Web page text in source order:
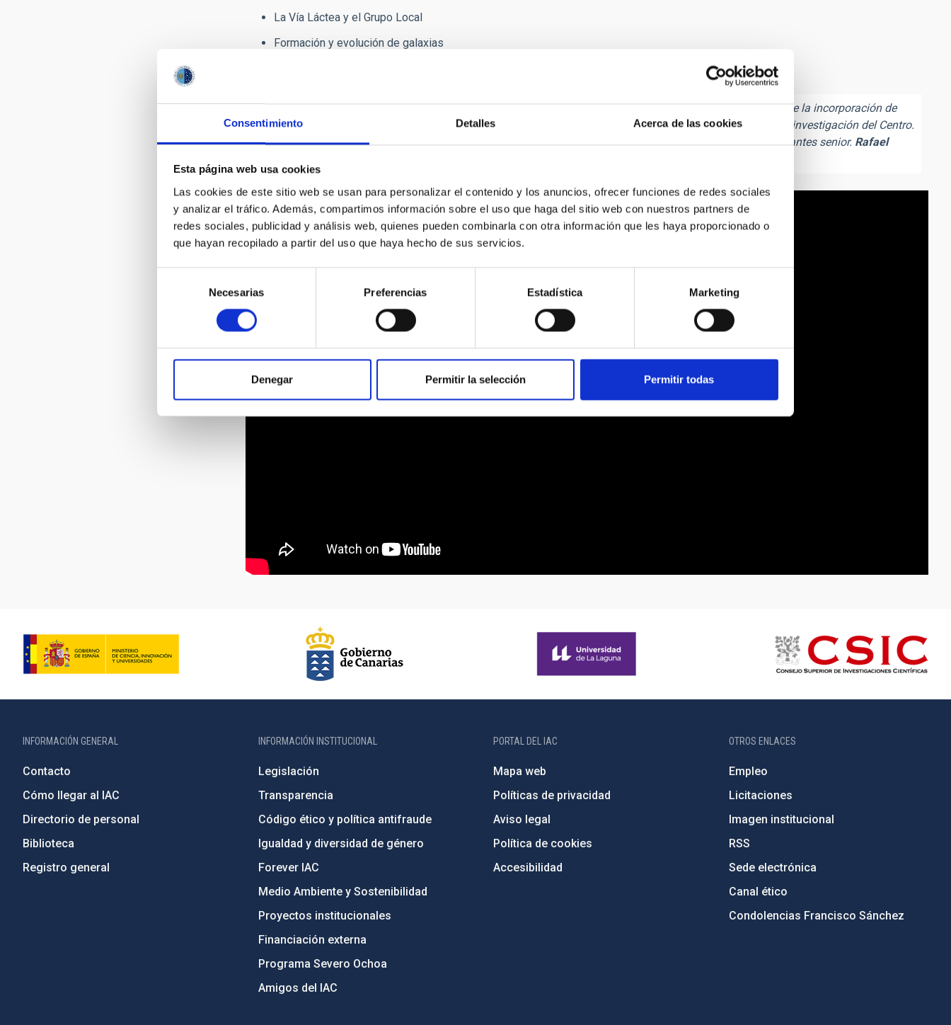
Consentimiento Detalles Acerca de las cookies
Esta página web usa cookies
Las cookies de este sitio web se usan para personalizar el contenido y los anuncios, ofrecer funciones de redes sociales
y analizar el tráfico. Además, compartimos información sobre el uso que haga del sitio web con nuestros partners de
redes sociales, publicidad y análisis web, quienes pueden combinarla con otra información que les haya proporcionado o
que hayan recopilado a partir del uso que haya hecho de sus servicios.
consentimiento
Necesarias Preferencias Estadística Marketing
Denegar Permitir la selección Permitir todas
La Vía Láctea y el Grupo Local
Formación y evolución de galaxias
El sello Severo Ochoa ha aportado importantes beneficios al programa de investigación del IAC mediante la incorporación de
investigadores postdoctorales y estudiantes de doctorado que están reforzando las seis grandes líneas de investigación del Centro.
También supone un fuerte apoyo a nuestros programas de desarrollo tecnológico y de investigadores visitantes senior. Rafael
INFORMACIÓN GENERAL
Contacto
Cómo llegar al IAC
Directorio de personal
Biblioteca
Registro general
INFORMACIÓN INSTITUCIONAL
Legislación
Transparencia
Código ético y política antifraude
Igualdad y diversidad de género
Forever IAC
Medio Ambiente y Sostenibilidad
Proyectos institucionales
Financiación externa
Programa Severo Ochoa
Amigos del IAC
PORTAL DEL IAC
Mapa web
Políticas de privacidad
Aviso legal
Política de cookies
Accesibilidad
OTROS ENLACES
Empleo
Licitaciones
Imagen institucional
RSS
Sede electrónica
Canal ético
Condolencias Francisco Sánchez